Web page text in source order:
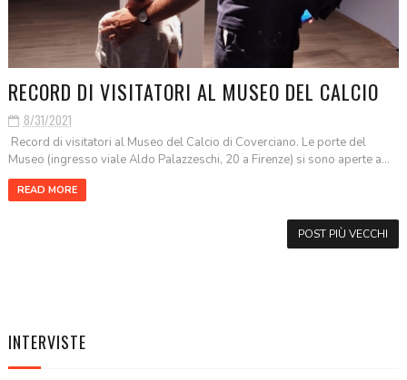
RECORD DI VISITATORI AL MUSEO DEL CALCIO
8/31/2021
Record di visitatori al Museo del Calcio di Coverciano. Le porte del
Museo (ingresso viale Aldo Palazzeschi, 20 a Firenze) si sono aperte a...
READ MORE
POST PIÙ VECCHI
INTERVISTE